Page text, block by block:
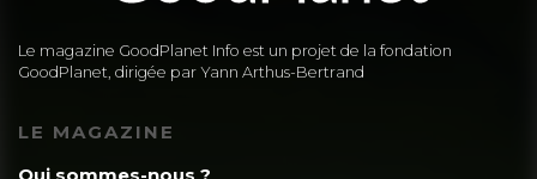
Le magazine GoodPlanet Info est un projet de la fondation
GoodPlanet, dirigée par Yann Arthus-Bertrand
LE MAGAZINE
Qui sommes-nous ?